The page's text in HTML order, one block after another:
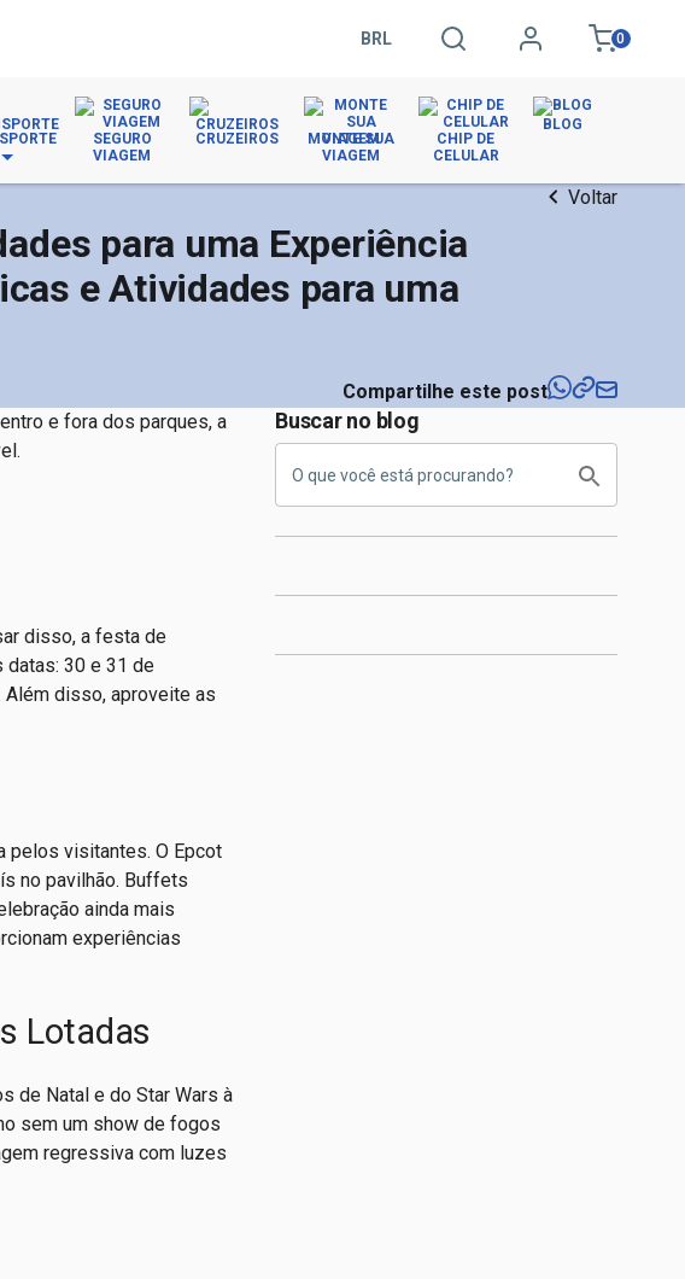
BRL 0
SEGURO
VIAGEM
CRUZEIROS
MONTE SUA
VIAGEM
CHIP DE
CELULAR
BLOG
Voltar
para uma Experiência
e Atividades para uma
Compartilhe este post
e fora dos parques, a
disso, a festa de
datas: 30 e 31 de
Além disso, aproveite as
pelos visitantes. O Epcot
no pavilhão. Buffets
ainda mais
experiências
Lotadas
de Natal e do Star Wars à
sem um show de fogos
regressiva com luzes
Buscar no blog